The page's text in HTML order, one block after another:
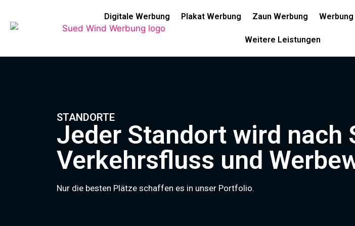
Digitale Werbung Plakat Werbung Zaun Werbung
Weitere Leistungen
STANDORTE
Jeder Standort wird nach
Verkehrsfluss und
Nur die besten Plätze schaffen es in unser Portfolio.